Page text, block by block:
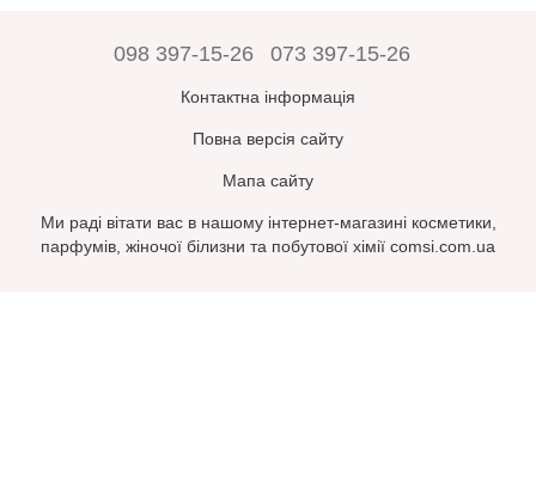
098 397-15-26 073 397-15-26
Контактна інформація
Повна версія сайту
Мапа сайту
Ми раді вітати вас в нашому інтернет-магазині косметики,
парфумів, жіночої білизни та побутової хімії comsi.com.ua